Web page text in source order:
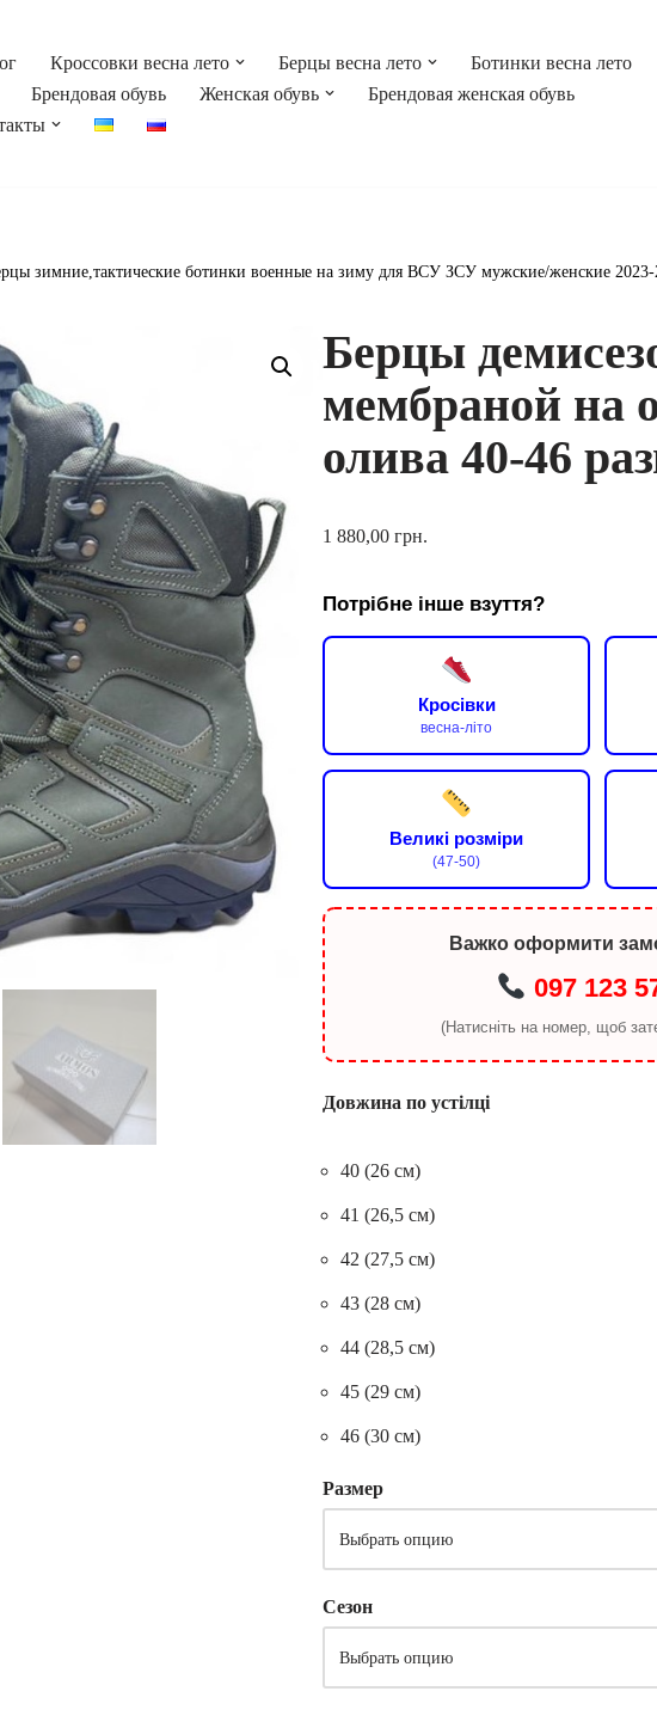
Кроссовки весна лето Берцы весна лето
Ботинки весна лето
Брендовая обувь Женская обувь
Брендовая женская обувь
зимние,тактические ботинки военные на зиму для ВСУ ЗСУ мужские/женские 2023-
Берцы
мембраной на
олива 40-46
1 880,00грн.
Потрібне інше взуття?
Кросівки
весна-літо
Великі розміри
(47-50)
Важко оформити
097 123
(Натисніть на номер, щоб
Довжина по устілці
40 (26 см)
41 (26,5 см)
42 (27,5 см)
43 (28 см)
44 (28,5 см)
45 (29 см)
46 (30 см)
Размер
Сезон